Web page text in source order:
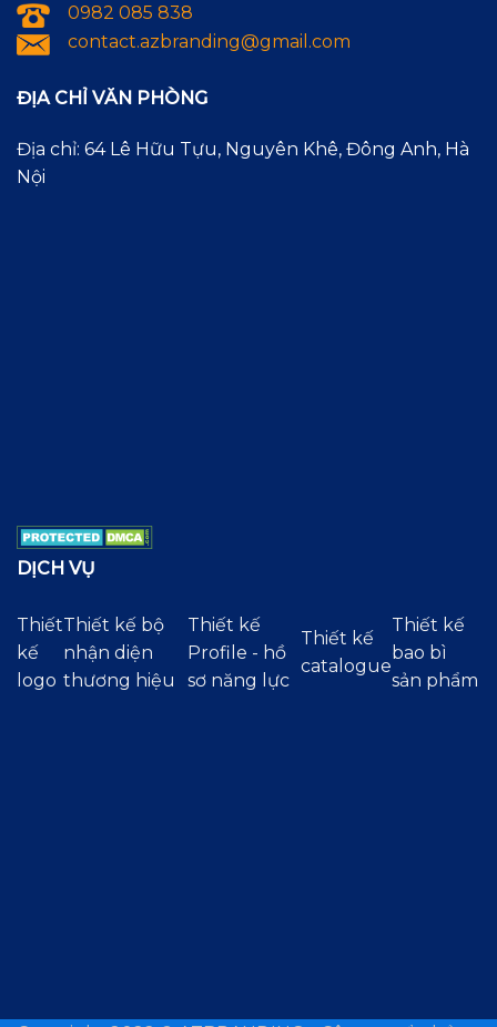
0982 085 838
contact.azbranding@gmail.com
ĐỊA CHỈ VĂN PHÒNG
Địa chỉ: 64 Lê Hữu Tựu, Nguyên Khê, Đông Anh, Hà
Nội
DỊCH VỤ
Thiết
kế
logo
Thiết kế bộ
nhận diện
thương hiệu
Thiết kế
Profile - hồ
sơ năng lực
Thiết kế
catalogue
Thiết kế
bao bì
sản phẩm